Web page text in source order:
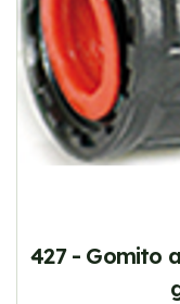
427 - Gomito